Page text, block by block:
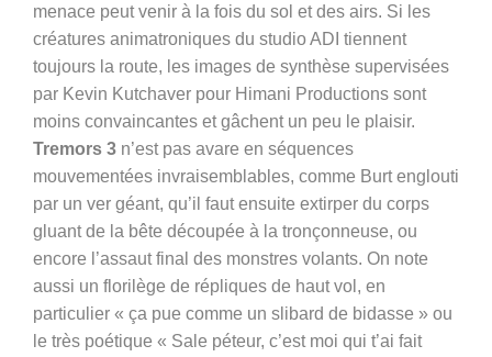
menace peut venir à la fois du sol et des airs. Si les
créatures animatroniques du studio ADI tiennent
toujours la route, les images de synthèse supervisées
par Kevin Kutchaver pour Himani Productions sont
moins convaincantes et gâchent un peu le plaisir.
Tremors 3 n’est pas avare en séquences
mouvementées invraisemblables, comme Burt englouti
par un ver géant, qu’il faut ensuite extirper du corps
gluant de la bête découpée à la tronçonneuse, ou
encore l’assaut final des monstres volants. On note
aussi un florilège de répliques de haut vol, en
particulier « ça pue comme un slibard de bidasse » ou
le très poétique « Sale péteur, c’est moi qui t’ai fait